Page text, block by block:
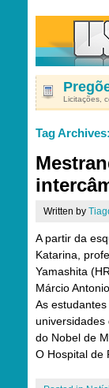
Licitações,
Tag Archives:
Written by
A partir da
Katarina,
Yamashita
Márcio
As
universidades
do Nobel de
O Hospital de